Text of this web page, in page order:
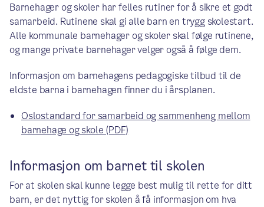
Barnehager og skoler har felles rutiner for å sikre et godt
samarbeid. Rutinene skal gi alle barn en trygg skolestart.
Alle kommunale barnehager og skoler skal følge rutinene,
og mange private barnehager velger også å følge dem.
Informasjon om barnehagens pedagogiske tilbud til de
eldste barna i barnehagen finner du i årsplanen.
Oslostandard for samarbeid og sammenheng mellom
barnehage og skole (PDF)
Informasjon om barnet til skolen
For at skolen skal kunne legge best mulig til rette for ditt
barn, er det nyttig for skolen å få informasjon om hva